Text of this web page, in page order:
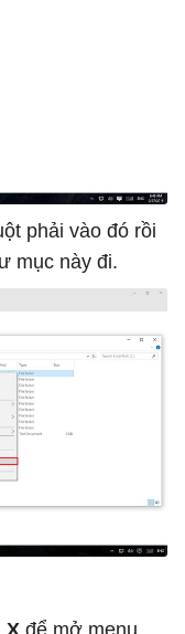
phải vào đó rồi
mục này đi.